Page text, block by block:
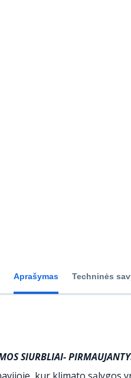
Aprašymas Techninės
SIURBLIAI-